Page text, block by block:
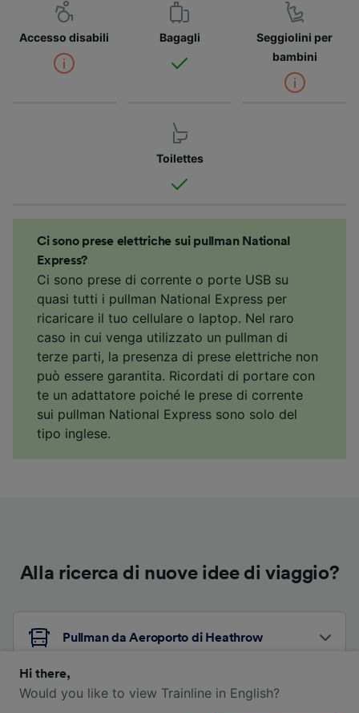
Accesso disabili Bagagli
Seggiolini per
bambini
Toilettes
Ci sono prese elettriche sui pullman National
Express?
Ci sono prese di corrente o porte USB su
quasi tutti i pullman National Express per
ricaricare il tuo cellulare o laptop. Nel raro
caso in cui venga utilizzato un pullman di
terze parti, la presenza di prese elettriche non
può essere garantita. Ricordati di portare con
te un adattatore poiché le prese di corrente
sui pullman National Express sono solo del
tipo inglese.
Alla ricerca di nuove idee di viaggio?
Pullman da Aeroporto di Heathrow
Pullman da Liverpool
Hi there,
Would you like to view Trainline in English?